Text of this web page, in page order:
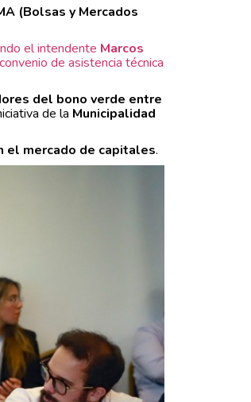
(Bolsas y Mercados
el intendente Marcos
de asistencia técnica
del bono verde entre
de la Municipalidad
el mercado de capitales.